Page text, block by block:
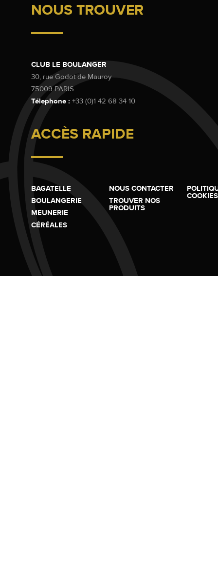
NOUS TROUVER
CLUB LE BOULANGER
30, rue Godot de Mauroy
75009 PARIS
Télephone : +33 (0)1 42 68 34 10
ACCÈS RAPIDE
BAGATELLE
BOULANGERIE
MEUNERIE
CÉRÉALES
NOUS CONTACTER
TROUVER NOS
PRODUITS
COOKIES